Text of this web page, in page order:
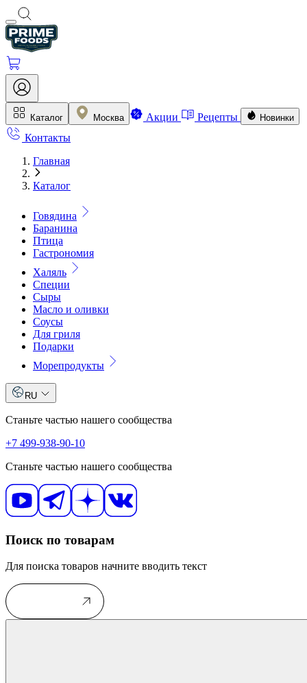
Каталог Москва Акции Рецепты Новинки
Контакты
Главная
Каталог
Говядина
Баранина
Птица
Гастрономия
Халяль
Специи
Сыры
Масло и оливки
Соусы
Для гриля
Подарки
Морепродукты
RU
Станьте частью нашего сообщества
+7 499-938-90-10
Станьте частью нашего сообщества
Поиск по товарам
Для поиска товаров начните вводить текст